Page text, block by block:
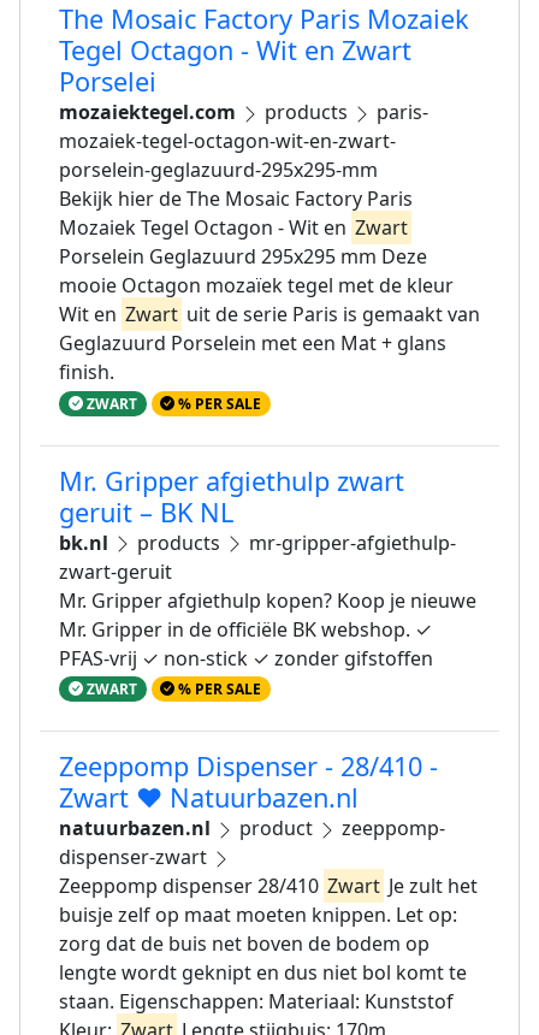
The Mosaic Factory Paris Mozaiek
Tegel Octagon - Wit en Zwart
Porselei
mozaiektegel.com products
paris-
mozaiek-tegel-octagon-wit-en-zwart-
porselein-geglazuurd-295x295-mm
Bekijk hier de The Mosaic Factory Paris
Mozaiek Tegel Octagon - Wit en Zwart
Porselein Geglazuurd 295x295 mm Deze
mooie Octagon mozaïek tegel met de kleur
Wit en Zwart uit de serie Paris is gemaakt van
Geglazuurd Porselein met een Mat + glans
finish.
ZWART % PER SALE
Mr. Gripper afgiethulp zwart
geruit – BK NL
bk.nl products
mr-gripper-afgiethulp-
zwart-geruit
Mr. Gripper afgiethulp kopen? Koop je nieuwe
Mr. Gripper in de officiële BK webshop. ✓
PFAS-vrij ✓ non-stick ✓ zonder gifstoffen
ZWART % PER SALE
Zeeppomp Dispenser - 28/410 -
Zwart ❤️ Natuurbazen.nl
natuurbazen.nl product
zeeppomp-
dispenser-zwart
Zeeppomp dispenser 28/410 Zwart Je zult het
buisje zelf op maat moeten knippen. Let op:
zorg dat de buis net boven de bodem op
lengte wordt geknipt en dus niet bol komt te
staan. Eigenschappen: Materiaal: Kunststof